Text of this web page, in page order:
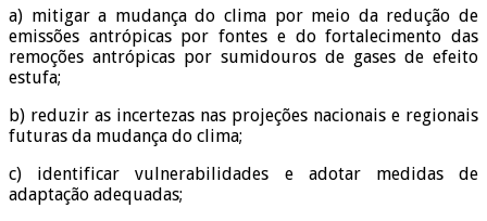
a) mitigar a mudança do clima por meio da redução de
emissões antrópicas por fontes e do fortalecimento das
remoções antrópicas por sumidouros de gases de efeito
estufa;
b) reduzir as incertezas nas projeções nacionais e regionais
futuras da mudança do clima;
c) identificar vulnerabilidades e adotar medidas de
adaptação adequadas;